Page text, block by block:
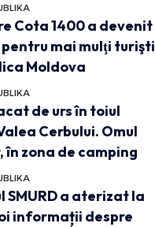
Cota 1400 a devenit
mai mulţi turişti
Moldova
de urs în toiul
Cerbului. Omul
în zona de camping
SMURD a aterizat la
informații despre